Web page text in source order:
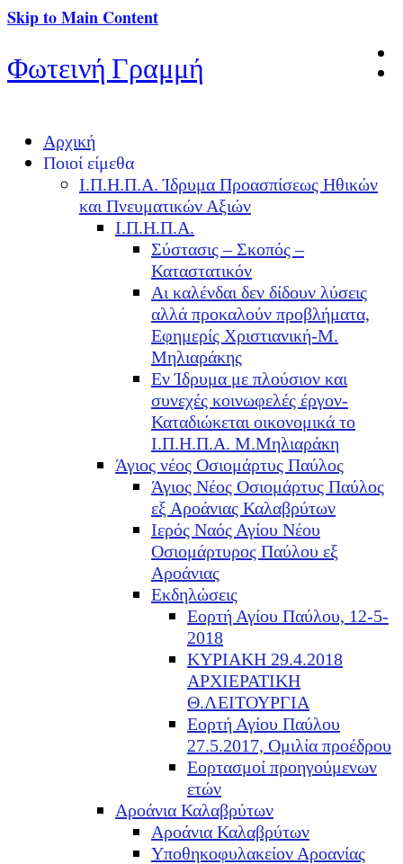
Skip to Main Content
Φωτεινή Γραμμή
Αρχική
Ποιοί είμεθα
Ι.Π.Η.Π.Α. Ίδρυμα Προασπίσεως Ηθικών
και Πνευματικών Αξιών
Ι.Π.Η.Π.Α.
Σύστασις – Σκοπός –
Καταστατικόν
Αι καλένδαι δεν δίδουν λύσεις
αλλά προκαλούν προβλήματα,
Εφημερίς Χριστιανική-Μ.
Μηλιαράκης
Εν Ίδρυμα με πλούσιον και
συνεχές κοινωφελές έργον-
Καταδιώκεται οικονομικά το
Ι.Π.Η.Π.Α. Μ.Μηλιαράκη
Άγιος νέος Οσιομάρτυς Παύλος
Άγιος Νέος Οσιομάρτυς Παύλος
εξ Αροάνιας Καλαβρύτων
Ιερός Ναός Αγίου Νέου
Οσιομάρτυρος Παύλου εξ
Αροάνιας
Εκδηλώσεις
Εορτή Αγίου Παύλου, 12-5-
2018
ΚΥΡΙΑΚΗ 29.4.2018
ΑΡΧΙΕΡΑΤΙΚΗ
Θ.ΛΕΙΤΟΥΡΓΙΑ
Εορτή Αγίου Παύλου
27.5.2017, Ομιλία προέδρου
Εορτασμοί προηγούμενων
ετών
Αροάνια Καλαβρύτων
Αροάνια Καλαβρύτων
Υποθηκοφυλακείον Αροανίας